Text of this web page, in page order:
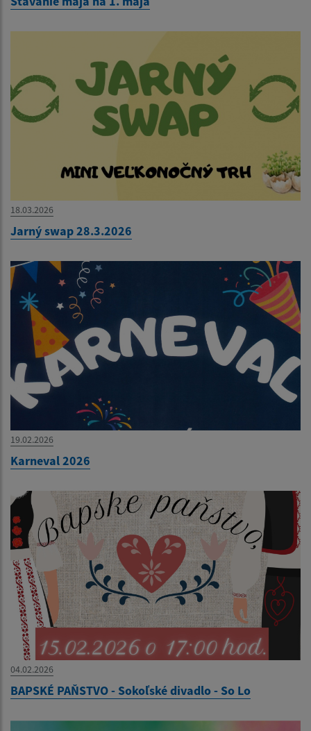
18.03.2026
Jarný swap 28.3.2026
19.02.2026
Karneval 2026
04.02.2026
BAPSKÉ PAŇSTVO - Sokoľské divadlo - So Lo